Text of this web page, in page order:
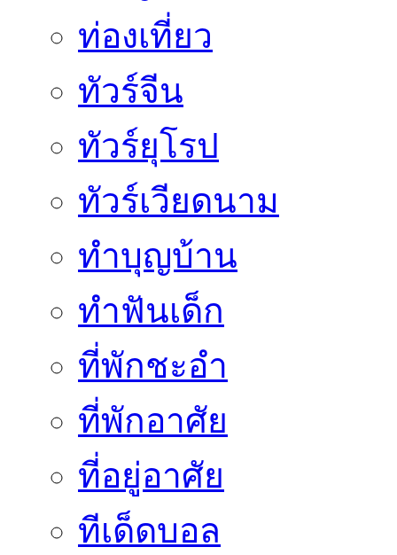
ท่องเที่ยว
ทัวร์จีน
ทัวร์ยุโรป
ทัวร์เวียดนาม
ทำบุญบ้าน
ทำฟันเด็ก
ที่พักชะอำ
ที่พักอาศัย
ที่อยู่อาศัย
ทีเด็ดบอล